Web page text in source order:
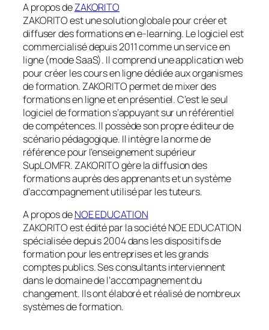
A propos deZAKORITO
ZAKORITO est une solution globale pour créer et
diffuser des formations en e-learning. Le logiciel est
commercialisé depuis 2011 comme un service en
ligne (mode SaaS). Il comprend une application web
pour créer les cours en ligne dédiée aux organismes
de formation. ZAKORITO permet de mixer des
formations en ligne et en présentiel. C’est le seul
logiciel de formation s’appuyant sur un référentiel
de compétences. Il possède son propre éditeur de
scénario pédagogique. Il intègre la norme de
référence pour l’enseignement supérieur
SupLOMFR. ZAKORITO gère la diffusion des
formations auprès des apprenants et un système
d’accompagnement utilisé par les tuteurs.
A propos deNOE EDUCATION
ZAKORITO est édité par la société NOE EDUCATION
spécialisée depuis 2004 dans les dispositifs de
formation pour les entreprises et les grands
comptes publics. Ses consultants interviennent
dans le domaine de l’accompagnement du
changement. Ils ont élaboré et réalisé de nombreux
systèmes de formation.